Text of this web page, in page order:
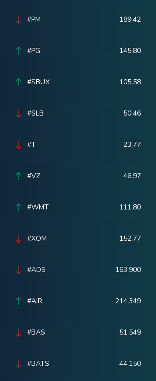
#PM 189,42
#PG 145,80
#SBUX 105,58
#SLB 50,46
#T 23,77
#VZ 46,97
#WMT 111,80
#XOM 152,77
#ADS 163,900
#AIR 214,349
#BAS 51,549
#BATS 44,150